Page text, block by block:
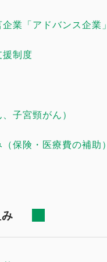
業「アドバンス企業
援制度
子宮頸がん）
保険・医療費の補助）